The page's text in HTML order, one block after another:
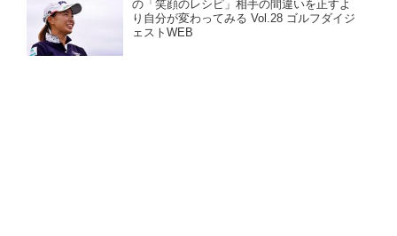
の「笑顔のレシピ」相手の間違いを正すよ
り自分が変わってみる Vol.28 ゴルフダイジ
ェストWEB